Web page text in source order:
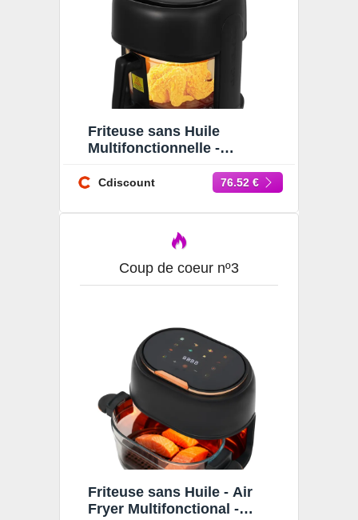
Friteuse sans Huile
Multifonctionnelle -
Friteuse sans Huile 80-190
Cdiscount 76.52 €
Coup de coeur nº3
Friteuse sans Huile - Air
Fryer Multifonctional -